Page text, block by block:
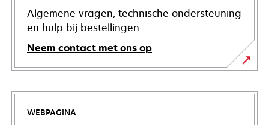
Algemene vragen, technische ondersteuning
en hulp bij bestellingen.
Neem contact met ons op
WEBPAGINA